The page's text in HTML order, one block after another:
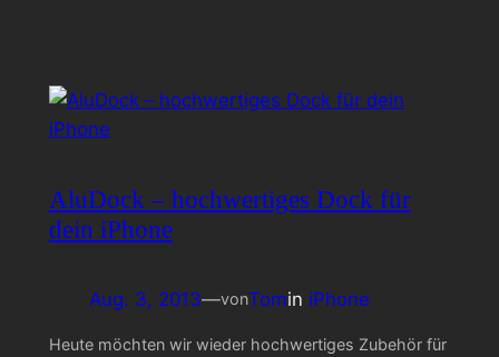
AluDock – hochwertiges Dock für
dein iPhone
Aug. 3, 2013—vonTomin iPhone
Heute möchten wir wieder hochwertiges Zubehör für